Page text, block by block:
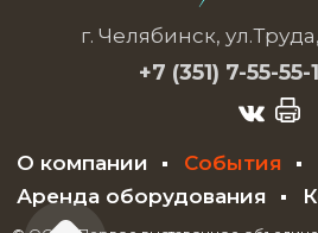
г. Челябинск,
+7 (351) 7-55-55-
О компании События
Аренда оборудования